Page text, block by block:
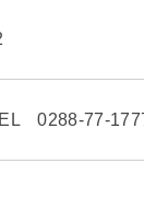
0288-77-